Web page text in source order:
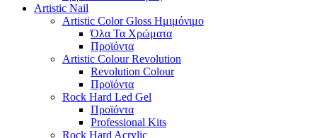
Artistic Nail
Artistic Color Gloss Ημιμόνιμο
Όλα Τα Χρώματα
Προϊόντα
Artistic Colour Revolution
Revolution Colour
Προϊόντα
Rock Hard Led Gel
Προϊόντα
Professional Kits
Rock Hard Acrylic